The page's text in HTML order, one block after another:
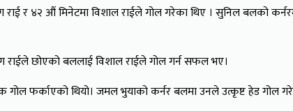
राई र ४२ औं मिनेटमा विशाल राईले गोल गरेका थिए । सुनिल बलको
राईले छोएको बललाई विशाल राईले गोल गर्न सफल भए।
फर्काएको थियो। जमल भुयाको कर्नर बलमा उनले उत्कृष्ट हेड गोल